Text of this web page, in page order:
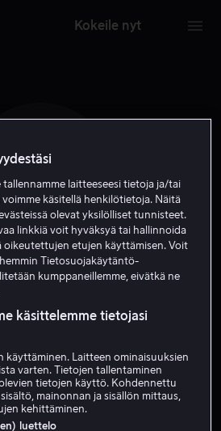
Kokeile nyt
S A
Alievi
tallennamme laitteeseesi tietoja ja/tai
käsitellä henkilötietoja. Näitä
olevat yksilölliset tunnisteet.
linkkiä voit hyväksyä tai hallinnoida
oikeutettujen etujen käyttämisen. Voit
Tietosuojakäytäntö-
kumppaneillemme, eivätkä ne
käsittelemme tietojasi
käyttäminen. Laitteen ominaisuuksien
varten. Tietojen tallentaminen
tietojen käyttö. Kohdennettu
mainonnan ja sisällön mittaus,
kehittäminen.
luettelo